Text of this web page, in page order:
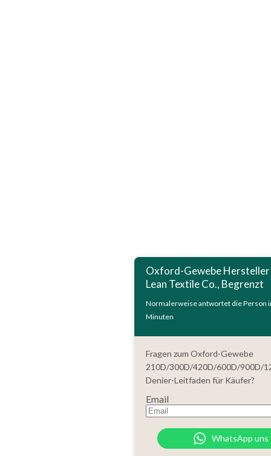
Oxford-Gewebe Hersteller
Lean Textile Co., Begrenzt
Normalerweise antwortet die Person
Minuten
Fragen zum Oxford-Gewebe
210D/300D/420D/600D/900D/
Denier-Leitfaden für Käufer?
Email
WhatsApp uns